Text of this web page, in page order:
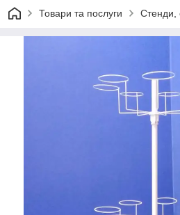
Товари та послуги Стенди,